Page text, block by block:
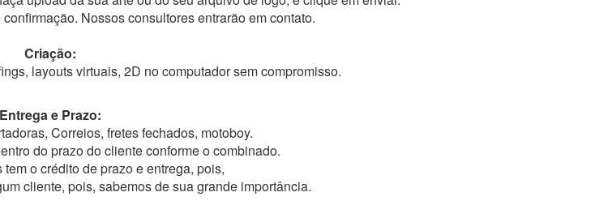
Nossos consultores entrarão em contato.
Criação:
layouts virtuais, 2D no computador sem compromisso.
Entrega e Prazo:
Correios, fretes fechados, motoboy.
do prazo do cliente conforme o combinado.
o crédito de prazo e entrega, pois,
cliente, pois, sabemos de sua grande importância.